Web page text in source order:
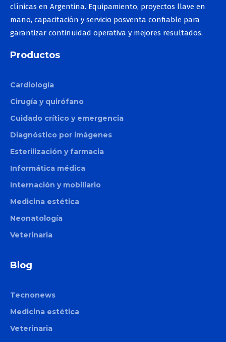
clínicas en Argentina. Equipamiento, proyectos llave en
mano, capacitación y servicio posventa confiable para
garantizar continuidad operativa y mejores resultados.
Productos
Cardiología
Cirugía y quirófano
Cuidado crítico y emergencia
Diagnóstico por imágenes
Esterilización y farmacia
Informática médica
Internación y mobiliario
Medicina estética
Neonatología
Veterinaria
Blog
Tecnonews
Medicina estética
Veterinaria